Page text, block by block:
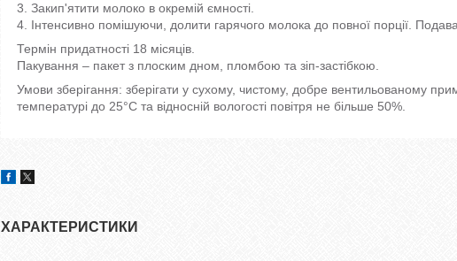
3. Закип'ятити молоко в окремій ємності.
4. Інтенсивно помішуючи, долити гарячого молока до повної порції.
Термін придатності 18 місяців.
Пакування – пакет з плоским дном, пломбою та зіп-застібкою.
Умови зберігання: зберігати у сухому, чистому, добре вентильованому
температурі до 25°С та відносній вологості повітря не більше 50%.
ХАРАКТЕРИСТИКИ